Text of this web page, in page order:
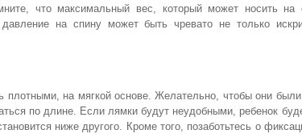
что максимальный вес, который может носить
на спину может быть чревато не только
на мягкой основе. Желательно, чтобы они
по длине. Если лямки будут неудобными, ребенок
ниже другого. Кроме того, позаботьтесь о